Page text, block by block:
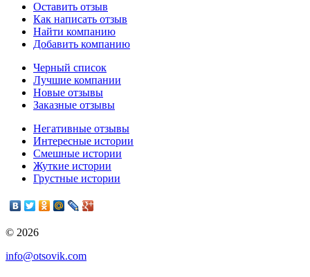
Оставить отзыв
Как написать отзыв
Найти компанию
Добавить компанию
Черный список
Лучшие компании
Новые отзывы
Заказные отзывы
Негативные отзывы
Интересные истории
Смешные истории
Жуткие истории
Грустные истории
© 2026
info@otsovik.com